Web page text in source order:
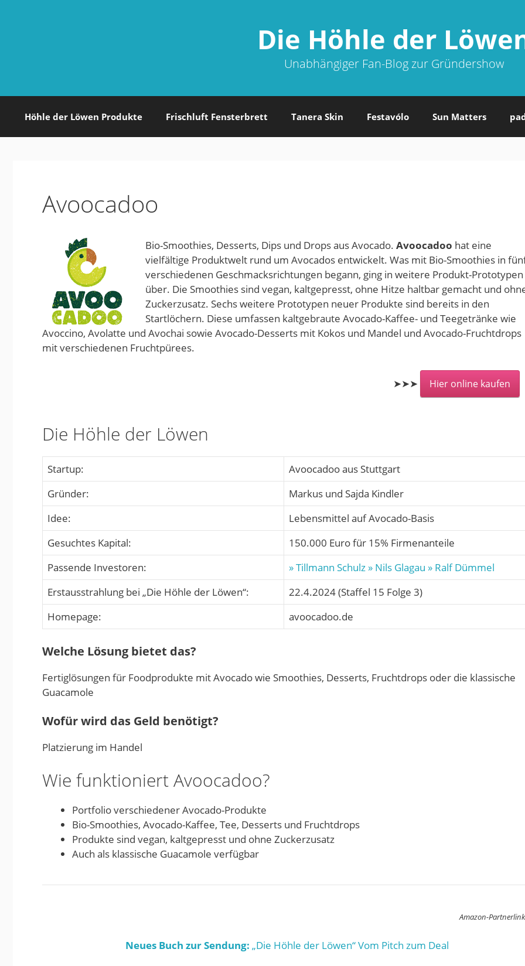
Die Höhle der
Unabhängiger Fan-Blog zur Gründershow
Höhle der Löwen Produkte Frischluft Fensterbrett Tanera Skin Festavólo Sun Matters
Avoocadoo
Bio-Smoothies, Desserts, Dips und Drops aus Avocado. Avoocadoo hat eine
vielfältige Produktwelt rund um Avocados entwickelt. Was mit Bio-Smoothies in
verschiedenen Geschmacksrichtungen begann, ging in weitere Produkt-Prototypen
über. Die Smoothies sind vegan, kaltgepresst, ohne Hitze haltbar gemacht und
Zuckerzusatz. Sechs weitere Prototypen neuer Produkte sind bereits in den
Startlöchern. Diese umfassen kaltgebraute Avocado-Kaffee- und Teegetränke wie
Avoccino, Avolatte und Avochai sowie Avocado-Desserts mit Kokos und Mandel und Avocado-Fruchtdrops
mit verschiedenen Fruchtpürees.
➤➤➤ Hier online kaufen
Die Höhle der Löwen
Startup:
Avoocadoo aus Stuttgart
Gründer:
Markus und Sajda Kindler
Idee:
Lebensmittel auf Avocado-Basis
Gesuchtes Kapital:
150.000 Euro für 15% Firmenanteile
Passende Investoren:
» Tillmann Schulz » Nils Glagau » Ralf Dümmel
Erstausstrahlung bei „Die Höhle der Löwen“:
22.4.2024 (Staffel 15 Folge 3)
Homepage:
avoocadoo.de
Welche Lösung bietet das?
Fertiglösungen für Foodprodukte mit Avocado wie Smoothies, Desserts, Fruchtdrops oder die klassische
Guacamole
Wofür wird das Geld benötigt?
Platzierung im Handel
Wie funktioniert Avoocadoo?
Portfolio verschiedener Avocado-Produkte
Bio-Smoothies, Avocado-Kaffee, Tee, Desserts und Fruchtdrops
Produkte sind vegan, kaltgepresst und ohne Zuckerzusatz
Auch als klassische Guacamole verfügbar
Amazon-
Neues Buch zur Sendung: „Die Höhle der Löwen“ Vom Pitch zum Deal